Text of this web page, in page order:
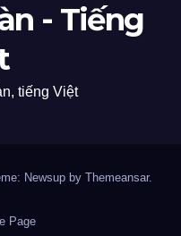
- Tiếng
tiếng Việt
Newsup by Themeansar.
Page